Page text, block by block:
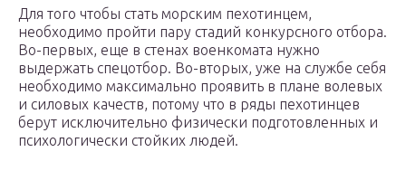
Для того чтобы стать морским пехотинцем,
необходимо пройти пару стадий конкурсного отбора.
Во-первых, еще в стенах военкомата нужно
выдержать спецотбор. Во-вторых, уже на службе себя
необходимо максимально проявить в плане волевых
и силовых качеств, потому что в ряды пехотинцев
берут исключительно физически подготовленных и
психологически стойких людей.